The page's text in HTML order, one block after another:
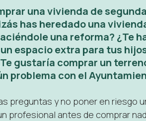
una vivienda de
has heredado una
una reforma? ¿Te
espacio extra para tus
gustaría comprar un
problema con el
preguntas y no poner en riesgo
profesional antes de comprar